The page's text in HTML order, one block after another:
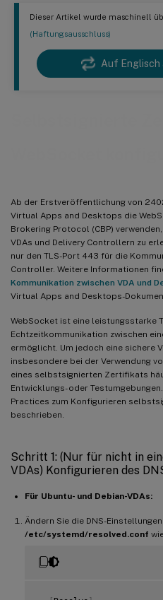
Dieser Artikel wurde maschinell
(Haftungsausschluss)
Auf Englisch
Ab der Erstveröffentlichung von
Virtual Apps and Desktops die
Brokering Protocol (CBP)
VDAs und Delivery Controllern zu
nur den TLS-Port 443 für die
Controller. Weitere Informationen
Kommunikation zwischen VDA und
Virtual Apps and Desktops-
WebSocket ist eine leistungsstarke
Echtzeitkommunikation zwischen
ermöglicht. Um jedoch eine sichere
insbesondere bei der Verwendung
eines selbstsignierten Zertifikats
Entwicklungs- oder
Practices zum Konfigurieren
beschrieben.
Schritt 1: (Nur für nicht in
VDAs) Konfigurieren des
Für Ubuntu- und Debian-VDAs:
Ändern Sie die DNS-
/etc/systemd/resolved.conf